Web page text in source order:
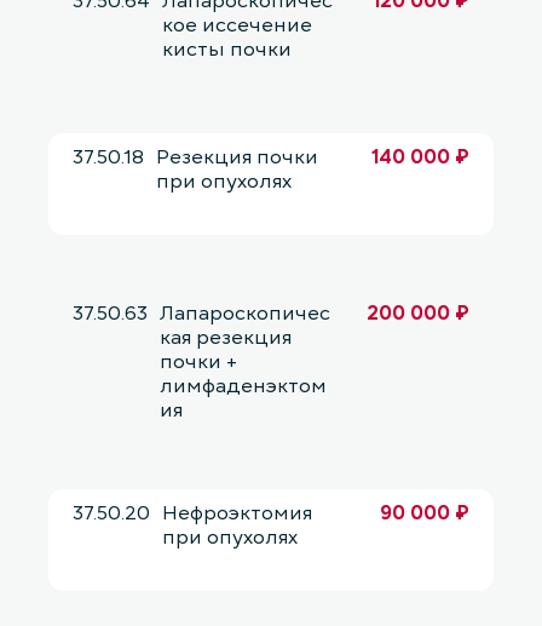
кое иссечение
кисты почки
37.50.18 Резекция почки
при опухолях
140 000 ₽
37.50.63 Лапароскопичес
кая резекция
почки +
лимфаденэктом
ия
200 000 ₽
37.50.20 Нефроэктомия
при опухолях
90 000 ₽